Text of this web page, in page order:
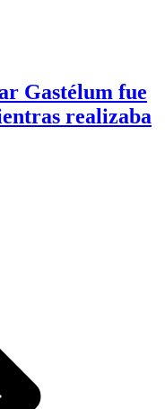
Gastélum fue
realizaba